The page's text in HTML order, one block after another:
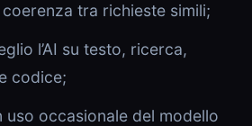
tra richieste simili;
l’AI su testo, ricerca,
codice;
uso occasionale del modello